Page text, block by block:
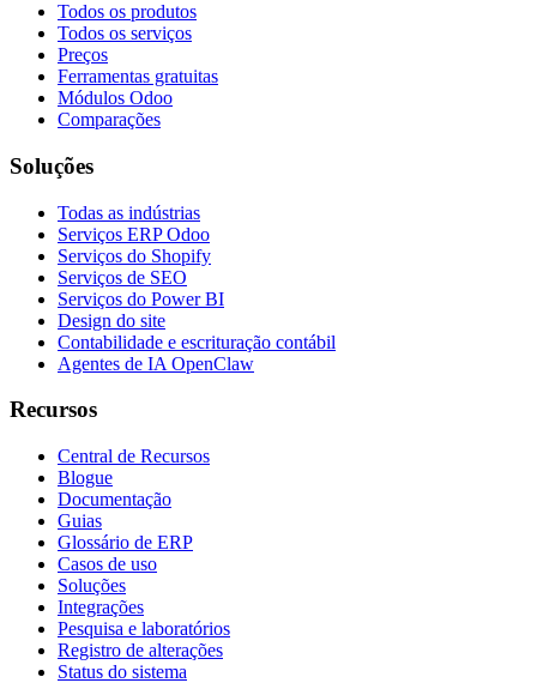
Todos os produtos
Todos os serviços
Preços
Ferramentas gratuitas
Módulos Odoo
Comparações
Soluções
Todas as indústrias
Serviços ERP Odoo
Serviços do Shopify
Serviços de SEO
Serviços do Power BI
Design do site
Contabilidade e escrituração contábil
Agentes de IA OpenClaw
Recursos
Central de Recursos
Blogue
Documentação
Guias
Glossário de ERP
Casos de uso
Soluções
Integrações
Pesquisa e laboratórios
Registro de alterações
Status do sistema